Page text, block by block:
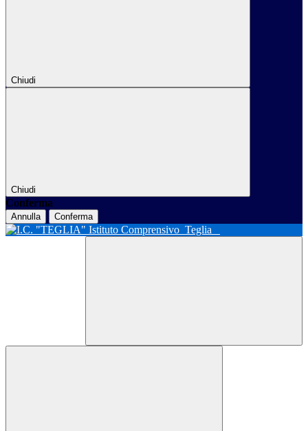
Chiudi
Chiudi
Conferma
Annulla Conferma
Istituto Comprensivo Teglia